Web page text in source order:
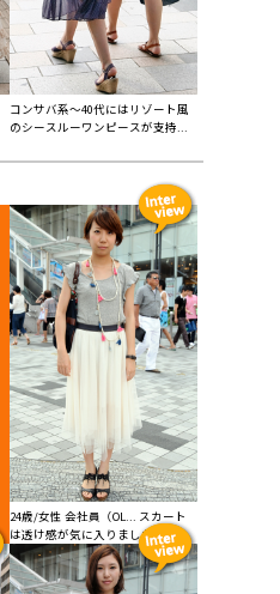
コンサバ系〜40代にはリゾート風
のシースルーワンピースが支持...
24歳/女性 会社員（OL... スカート
は透け感が気に入りました。花...